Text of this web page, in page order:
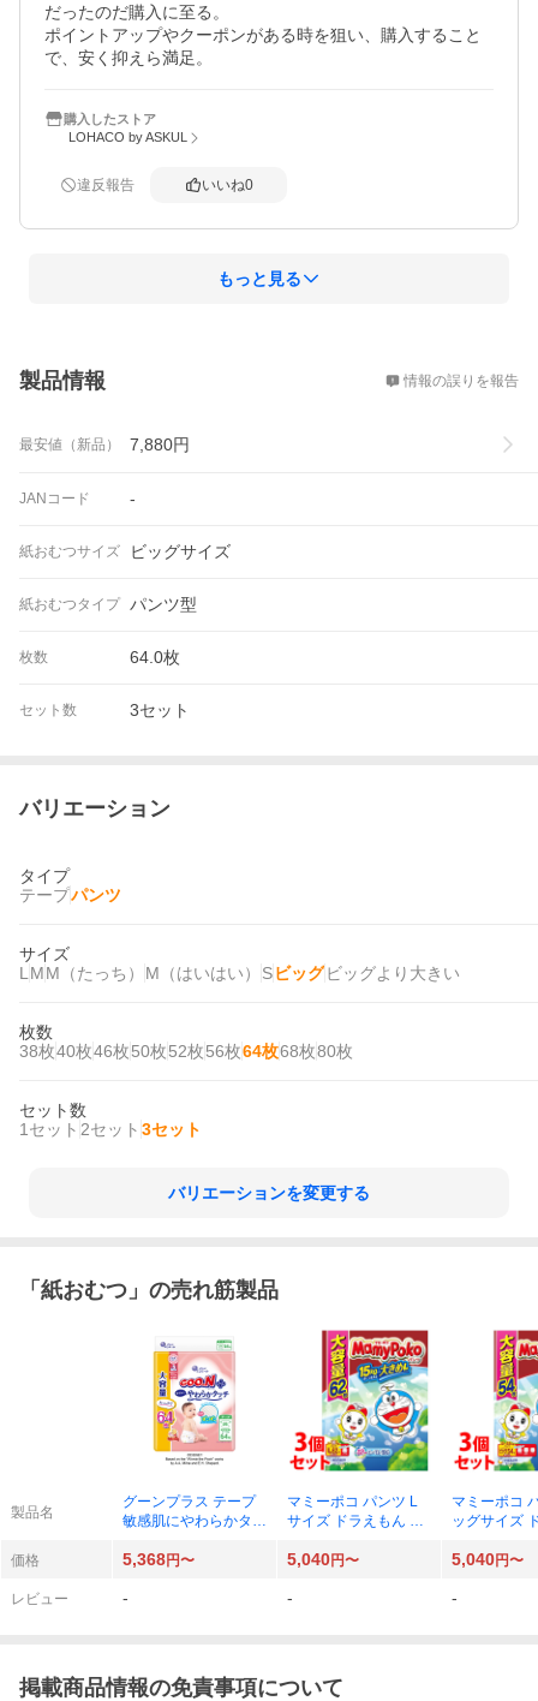
だったのだ購入に至る。
ポイントアップやクーポンがある時を狙い、購入すること
で、安く抑えら満足。
購入したストア
LOHACO by ASKUL
違反報告 いいね0
もっと見る
製品情報 情報の誤りを報告
最安値（新品） 7,880円
JANコード -
紙おむつサイズ ビッグサイズ
紙おむつタイプ パンツ型
枚数 64.0枚
セット数 3セット
バリエーション
タイプ
テープパンツ
サイズ
L MM（たっち） M（はいはい） Sビッグビッグより大きい
枚数
38枚40枚46枚50枚52枚56枚64枚68枚80枚
セット数
1セット 2セット 3セット
バリエーションを変更する
「 紙おむつ 」の売れ筋製品
製品名
グーンプラス テープ
敏感肌にやわらかタッ
（256枚）
マミーポコ パンツ L
サイズ ドラえもん 62
マミーポコ
ッグサイズ
価格
5,368円〜 5,040円〜 5,040円〜
レビュー - - -
掲載商品情報の免責事項について